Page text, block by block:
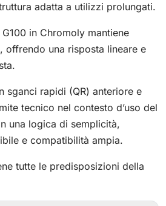
adatta a utilizzi prolungati.
in Chromoly mantiene
offrendo una risposta lineare e
sganci rapidi (QR) anteriore e
tecnico nel contesto d’uso del
una logica di semplicità,
e compatibilità ampia.
tutte le predisposizioni della